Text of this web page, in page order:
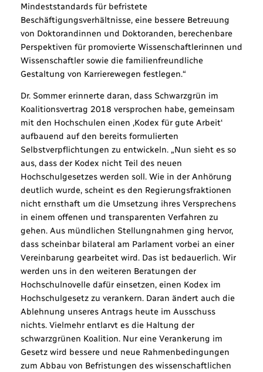
Mindeststandards für befristete
Beschäftigungsverhältnisse, eine bessere Betreuung
von Doktorandinnen und Doktoranden, berechenbare
Perspektiven für promovierte Wissenschaftlerinnen und
Wissenschaftler sowie die familienfreundliche
Gestaltung von Karrierewegen festlegen.“
Dr. Sommer erinnerte daran, dass Schwarzgrün im
Koalitionsvertrag 2018 versprochen habe, gemeinsam
mit den Hochschulen einen ‚Kodex für gute Arbeit‘
aufbauend auf den bereits formulierten
Selbstverpflichtungen zu entwickeln. „Nun sieht es so
aus, dass der Kodex nicht Teil des neuen
Hochschulgesetzes werden soll. Wie in der Anhörung
deutlich wurde, scheint es den Regierungsfraktionen
nicht ernsthaft um die Umsetzung ihres Versprechens
in einem offenen und transparenten Verfahren zu
gehen. Aus mündlichen Stellungnahmen ging hervor,
dass scheinbar bilateral am Parlament vorbei an einer
Vereinbarung gearbeitet wird. Das ist bedauerlich. Wir
werden uns in den weiteren Beratungen der
Hochschulnovelle dafür einsetzen, einen Kodex im
Hochschulgesetz zu verankern. Daran ändert auch die
Ablehnung unseres Antrags heute im Ausschuss
nichts. Vielmehr entlarvt es die Haltung der
schwarzgrünen Koalition. Nur eine Verankerung im
Gesetz wird bessere und neue Rahmenbedingungen
zum Abbau von Befristungen des wissenschaftlichen